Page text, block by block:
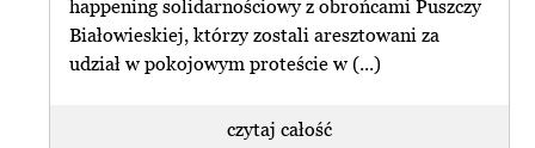
happening solidarnościowy z obrońcami Puszczy
Białowieskiej, którzy zostali aresztowani za
udział w pokojowym proteście w (...)
czytaj całość